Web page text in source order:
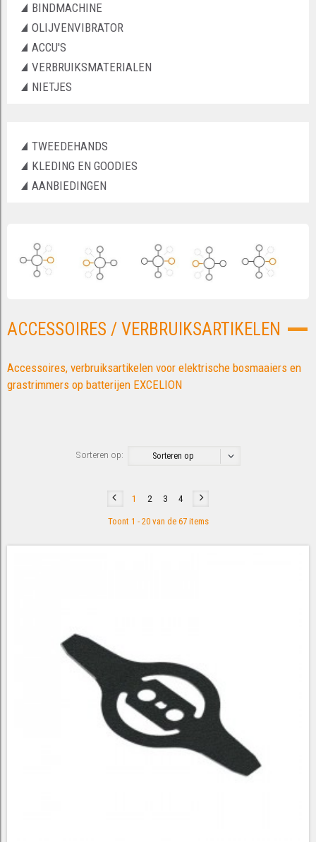
BINDMACHINE
OLIJVENVIBRATOR
ACCU'S
VERBRUIKSMATERIALEN
NIETJES
TWEEDEHANDS
KLEDING EN GOODIES
AANBIEDINGEN
ACCESSOIRES / VERBRUIKSARTIKELEN
Accessoires, verbruiksartikelen voor elektrische bosmaaiers en
grastrimmers op batterijen EXCELION
Sorteren op: Sorteren op
1 2 3 4
Toont 1 - 20 van de 67 items